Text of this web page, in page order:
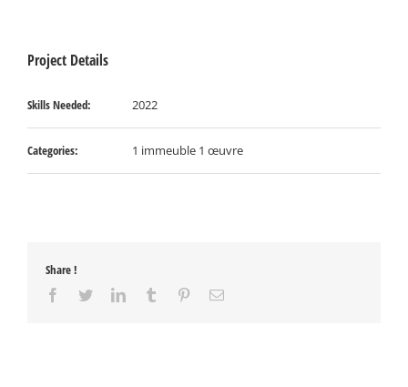
Project Details
Skills Needed: 2022
Categories: 1 immeuble 1 œuvre
Share !
Facebook
TwitterLinkedInTumblr PinterestEmail